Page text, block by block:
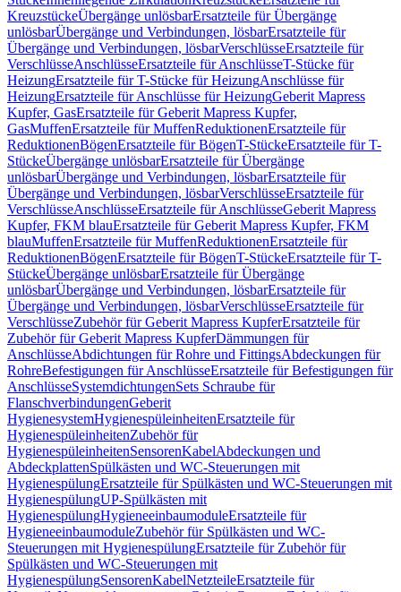
KreuzstückeÜbergänge unlösbarErsatzteile für Übergänge
unlösbarÜbergänge und Verbindungen, lösbarErsatzteile für
Übergänge und Verbindungen, lösbarVerschlüsseErsatzteile für
VerschlüsseAnschlüsseErsatzteile für AnschlüsseT-Stücke für
HeizungErsatzteile für T-Stücke für HeizungAnschlüsse für
HeizungErsatzteile für Anschlüsse für HeizungGeberit Mapress
Kupfer, GasErsatzteile für Geberit Mapress Kupfer,
GasMuffenErsatzteile für MuffenReduktionenErsatzteile für
ReduktionenBögenErsatzteile für BögenT-StückeErsatzteile für T-
StückeÜbergänge unlösbarErsatzteile für Übergänge
unlösbarÜbergänge und Verbindungen, lösbarErsatzteile für
Übergänge und Verbindungen, lösbarVerschlüsseErsatzteile für
VerschlüsseAnschlüsseErsatzteile für AnschlüsseGeberit Mapress
Kupfer, FKM blauErsatzteile für Geberit Mapress Kupfer, FKM
blauMuffenErsatzteile für MuffenReduktionenErsatzteile für
ReduktionenBögenErsatzteile für BögenT-StückeErsatzteile für T-
StückeÜbergänge unlösbarErsatzteile für Übergänge
unlösbarÜbergänge und Verbindungen, lösbarErsatzteile für
Übergänge und Verbindungen, lösbarVerschlüsseErsatzteile für
VerschlüsseZubehör für Geberit Mapress KupferErsatzteile für
Zubehör für Geberit Mapress KupferDämmungen für
AnschlüsseAbdichtungen für Rohre und FittingsAbdeckungen für
RohreBefestigungen für AnschlüsseErsatzteile für Befestigungen für
AnschlüsseSystemdichtungenSets Schraube für
FlanschverbindungenGeberit
HygienesystemHygienespüleinheitenErsatzteile für
HygienespüleinheitenZubehör für
HygienespüleinheitenSensorenKabelAbdeckungen und
AbdeckplattenSpülkästen und WC-Steuerungen mit
HygienespülungErsatzteile für Spülkästen und WC-Steuerungen mit
HygienespülungUP-Spülkästen mit
HygienespülungHygieneeinbaumoduleErsatzteile für
HygieneeinbaumoduleZubehör für Spülkästen und WC-
Steuerungen mit HygienespülungErsatzteile für Zubehör für
Spülkästen und WC-Steuerungen mit
HygienespülungSensorenKabelNetzteileErsatzteile für